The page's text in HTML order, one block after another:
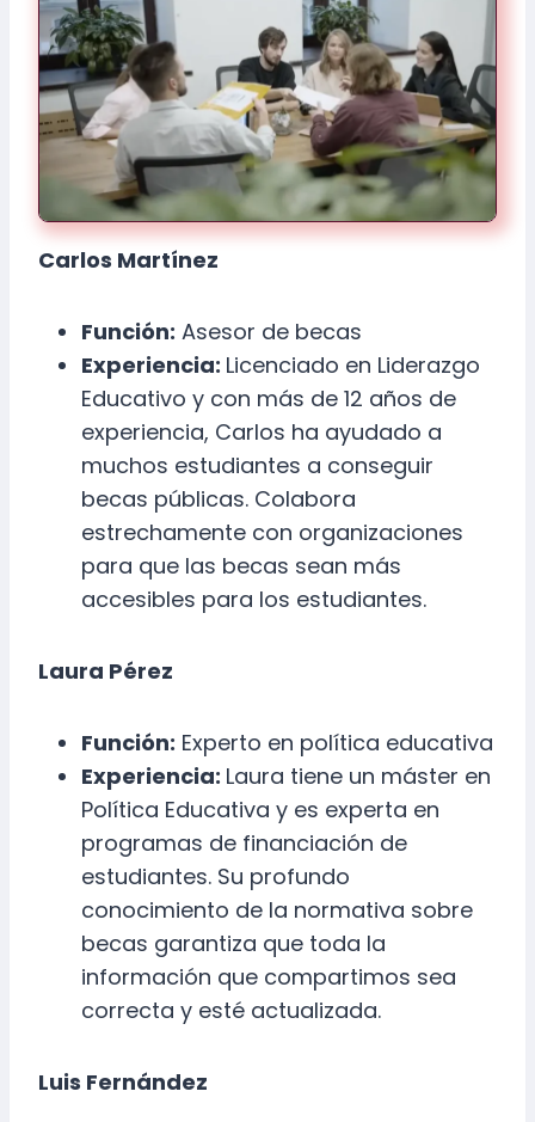
Carlos Martínez
Función: Asesor de becas
Experiencia: Licenciado en Liderazgo
Educativo y con más de 12 años de
experiencia, Carlos ha ayudado a
muchos estudiantes a conseguir
becas públicas. Colabora
estrechamente con organizaciones
para que las becas sean más
accesibles para los estudiantes.
Laura Pérez
Función: Experto en política educativa
Experiencia: Laura tiene un máster en
Política Educativa y es experta en
programas de financiación de
estudiantes. Su profundo
conocimiento de la normativa sobre
becas garantiza que toda la
información que compartimos sea
correcta y esté actualizada.
Luis Fernández